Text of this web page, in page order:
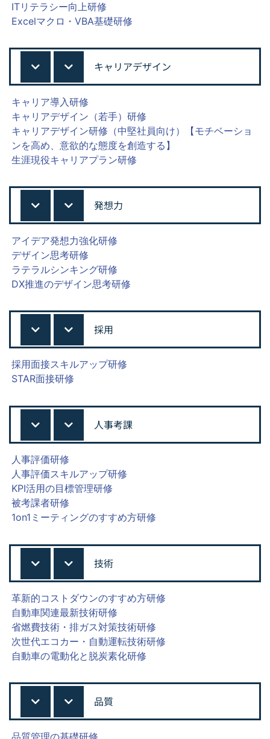
ITリテラシー向上研修
Excelマクロ・VBA基礎研修
キャリアデザイン
キャリア導入研修
キャリアデザイン（若手）研修
キャリアデザイン研修（中堅社員向け）【モチベーショ
ンを高め、意欲的な態度を創造する】
生涯現役キャリアプラン研修
発想力
アイデア発想力強化研修
デザイン思考研修
ラテラルシンキング研修
DX推進のデザイン思考研修
採用
採用面接スキルアップ研修
STAR面接研修
人事考課
人事評価研修
人事評価スキルアップ研修
KPI活用の目標管理研修
被考課者研修
1on1ミーティングのすすめ方研修
技術
革新的コストダウンのすすめ方研修
自動車関連最新技術研修
省燃費技術・排ガス対策技術研修
次世代エコカー・自動運転技術研修
自動車の電動化と脱炭素化研修
品質
品質管理の基礎研修